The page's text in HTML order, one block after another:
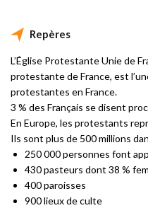
Repères
L’Église Protestante Unie de
protestante de France, est
protestantes en France.
3 % des Français se disent
En Europe, les protestants
Ils sont plus de 500 millions
250 000 personnes font
430 pasteurs dont 38 %
400 paroisses
900 lieux de culte